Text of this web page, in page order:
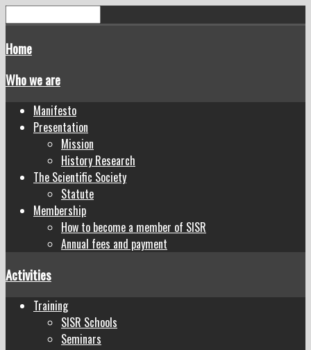
Home
Who we are
Manifesto
Presentation
Mission
History Research
The Scientific Society
Statute
Membership
How to become a member of SISR
Annual fees and payment
Activities
Training
SISR Schools
Seminars